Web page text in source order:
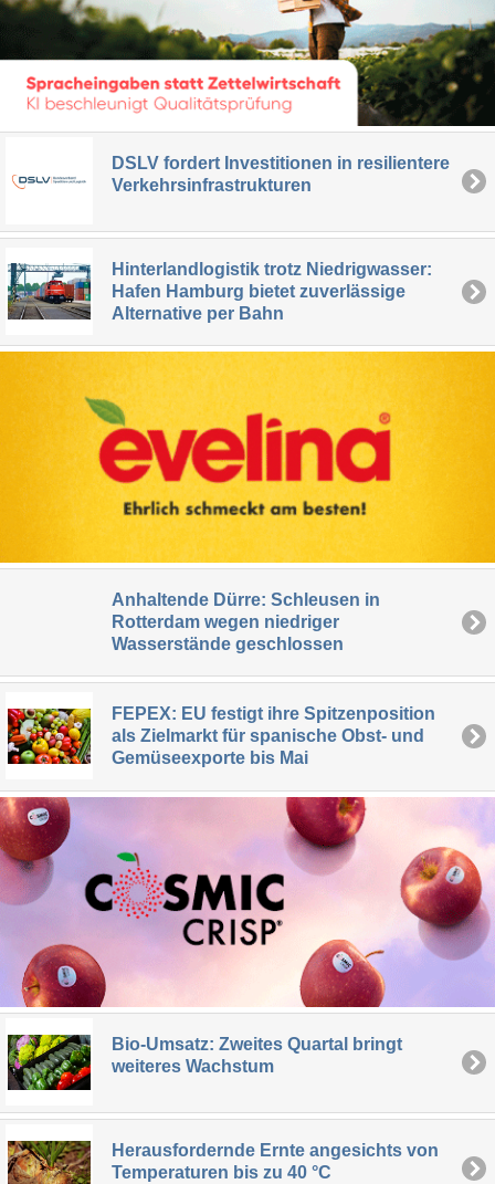
DSLV fordert Investitionen in resilientere
Verkehrsinfrastrukturen
Hinterlandlogistik trotz Niedrigwasser:
Hafen Hamburg bietet zuverlässige
Alternative per Bahn
Anhaltende Dürre: Schleusen in
Rotterdam wegen niedriger
Wasserstände geschlossen
FEPEX: EU festigt ihre Spitzenposition
als Zielmarkt für spanische Obst- und
Gemüseexporte bis Mai
Bio-Umsatz: Zweites Quartal bringt
weiteres Wachstum
Herausfordernde Ernte angesichts von
Temperaturen bis zu 40 °C